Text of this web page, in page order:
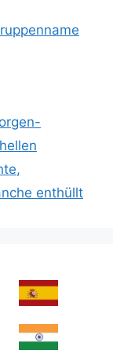
enthüllt